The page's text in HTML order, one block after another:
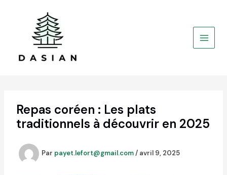
Repas coréen : Les plats
traditionnels à découvrir en 2025
Par payet.lefort@gmail.com/ avril 9, 2025